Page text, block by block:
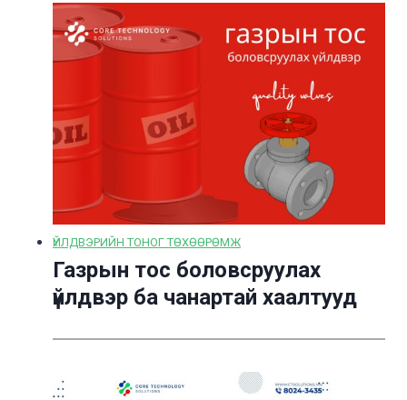
ҮЙЛДВЭРИЙН ТОНОГ ТӨХӨӨРӨМЖ
Газрын тос боловсруулах
үйлдвэр ба чанартай хаалтууд